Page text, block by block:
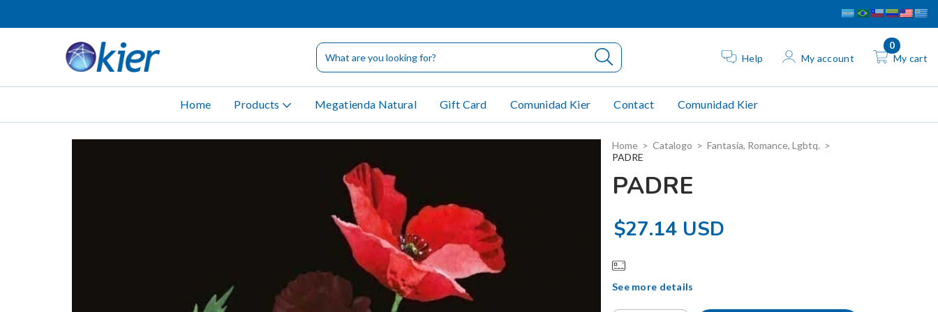
Help My account My cart
0
Home Products Megatienda Natural Gift Card Comunidad Kier Contact Comunidad Kier
Home > Catalogo > Fantasía, Romance, Lgbtq. >
PADRE
PADRE
$27.14 USD
See more details